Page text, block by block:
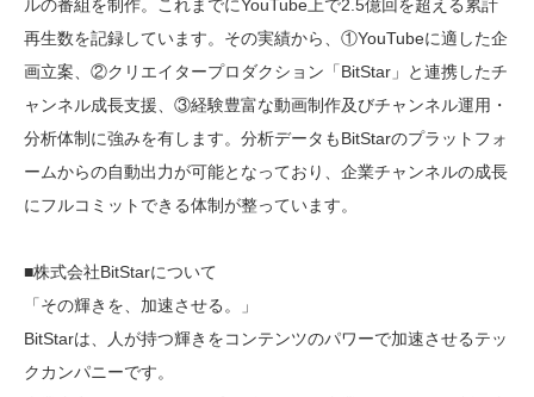
ルの番組を制作。これまでにYouTube上で2.5億回を超える累計
再生数を記録しています。その実績から、①YouTubeに適した企
画立案、②クリエイタープロダクション「BitStar」と連携したチ
ャンネル成長支援、③経験豊富な動画制作及びチャンネル運用・
分析体制に強みを有します。分析データもBitStarのプラットフォ
ームからの自動出力が可能となっており、企業チャンネルの成長
にフルコミットできる体制が整っています。
■株式会社BitStarについて
「その輝きを、加速させる。」
BitStarは、人が持つ輝きをコンテンツのパワーで加速させるテッ
クカンパニーです。